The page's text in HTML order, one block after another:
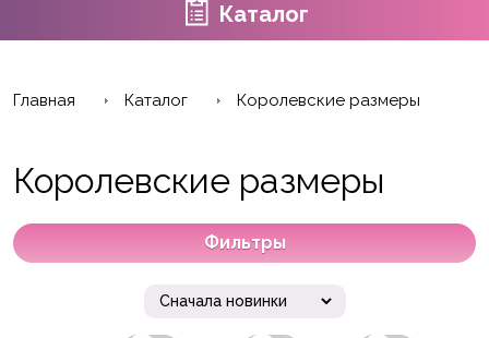
Каталог
Главная Каталог Королевские размеры
Королевские размеры
Фильтры